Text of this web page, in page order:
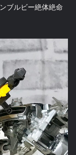
ブルビー絶体絶命